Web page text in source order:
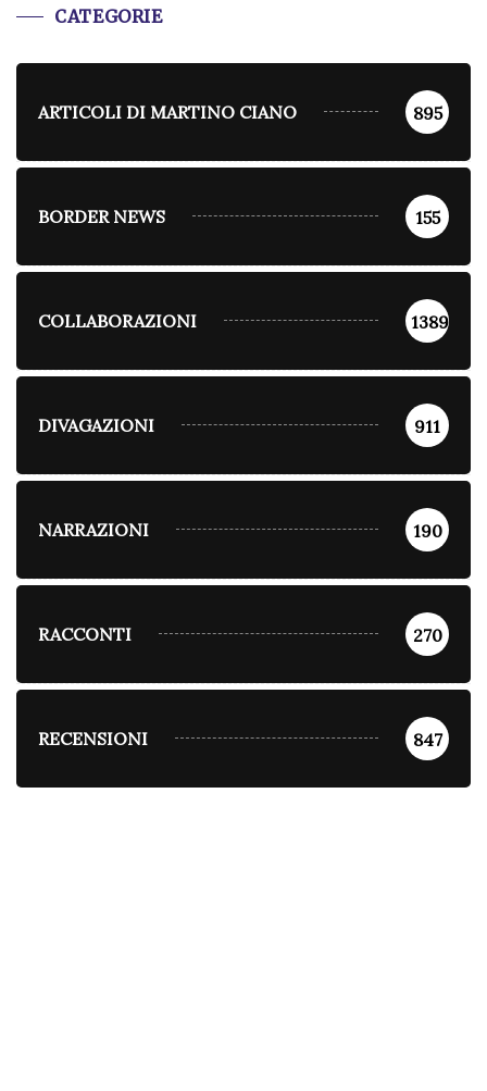
CATEGORIE
ARTICOLI DI MARTINO CIANO 895
BORDER NEWS 155
COLLABORAZIONI 1389
DIVAGAZIONI 911
NARRAZIONI 190
RACCONTI 270
RECENSIONI 847